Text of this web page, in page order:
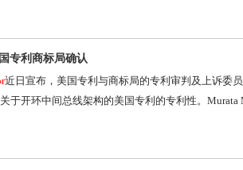
专利商标局确认
近日宣布，美国专利与商标局的专利审判及上诉委
于开环中间总线架构的美国专利的专利性。Murata